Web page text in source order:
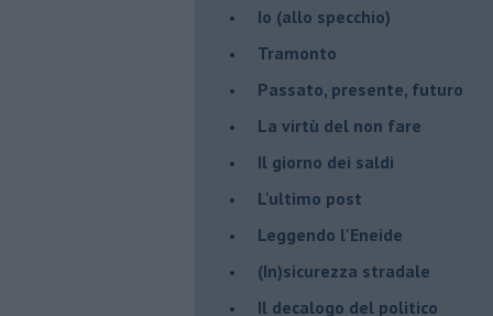
​Io (allo specchio)
Tramonto
Passato, presente, futuro
La virtù del non fare
Il giorno dei saldi
L'ultimo post
Leggendo l'Eneide
​(In)sicurezza stradale
Il decalogo del politico